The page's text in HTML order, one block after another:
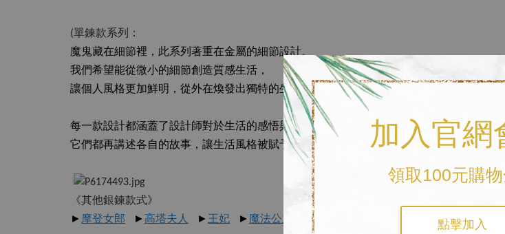
加入官網
領取100元購物
點擊加入
(單鍊款系列：
魔鬼藏在細節裡，此系列著重在金屬的細節設計。
我們希望能從微小的細節創造質感生活，
讓個人風格更加鮮明，從外在煥發出獨特的生活品味。
每一款設計都涵蓋了設計師對於生活的感悟與理念，
它們都再講述各自的故事，讓生活風格被賦予更多的想像。
《其他銀鍊款式》
► 摩登女郎 ► 高塔夫人 ► 王妃 ► 魔法公主